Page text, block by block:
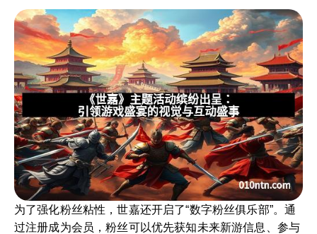
为了强化粉丝粘性，世嘉还开启了“数字粉丝俱乐部”。通
过注册成为会员，粉丝可以优先获知未来新游信息、参与